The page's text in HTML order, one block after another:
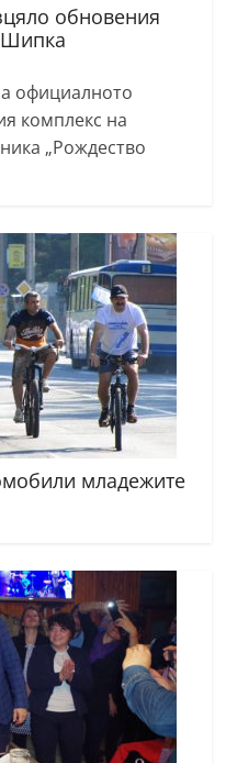
обновения
Шипка
официалното
комплекс на
„Рождество
младежите